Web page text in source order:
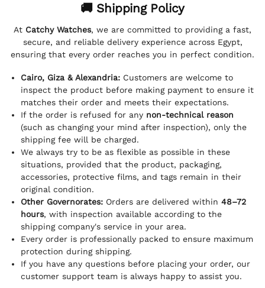
🚚 Shipping Policy
At Catchy Watches, we are committed to providing a fast,
secure, and reliable delivery experience across Egypt,
ensuring that every order reaches you in perfect condition.
Cairo, Giza & Alexandria: Customers are welcome to
inspect the product before making payment to ensure it
matches their order and meets their expectations.
If the order is refused for any non-technical reason
(such as changing your mind after inspection), only the
shipping fee will be charged.
We always try to be as flexible as possible in these
situations, provided that the product, packaging,
accessories, protective films, and tags remain in their
original condition.
Other Governorates: Orders are delivered within 48–72
hours, with inspection available according to the
shipping company's service in your area.
Every order is professionally packed to ensure maximum
protection during shipping.
If you have any questions before placing your order, our
customer support team is always happy to assist you.